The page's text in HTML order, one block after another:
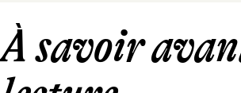
À savoir